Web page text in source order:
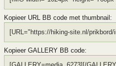
Kopieer URL BB code met thumbnail
Kopieer GALLERY BB code